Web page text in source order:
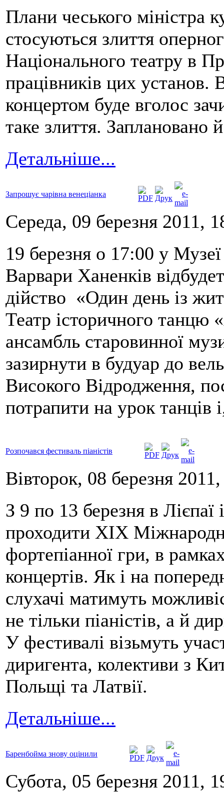
Плани чеського міністра
стосуються злиття
Національного театру в
працівників цих установ.
концертом буде вголос
таке злиття. Заплановано
Детальніше...
Запрошує чарівна венеціанка
Середа, 09 березня 2011,
19 березня о 17:00 у
Варвари Ханенків
дійство «Один день із
Театр історичного танцю
ансамбль старовинної
зазирнути в будуар до
Високого Відродження,
потрапити на урок танців
Розпочався фестиваль піаністів
Вівторок, 08 березня
З 9 по 13 березня в Лієпаї
проходити XIX
фортепіанної гри, в
концертів. Як і на
слухачі матимуть
не тільки піаністів, а й
У фестивалі візьмуть
диригента, колективи з
Польщі та Латвії.
Детальніше...
Баренбойма знову оцінили
Субота, 05 березня 2011,